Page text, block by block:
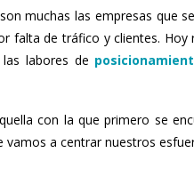
muchas las empresas que
falta de tráfico y clientes.
labores de
con la que primero se
vamos a centrar nuestros